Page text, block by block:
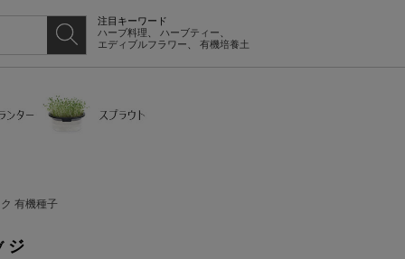
注目キーワード
ハーブ料理
ハーブティー
エディブルフラワー
有機培養土
有機種子
ジ